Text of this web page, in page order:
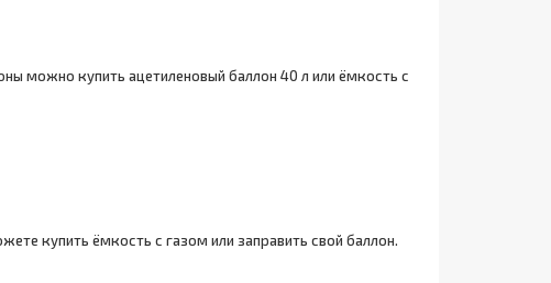
можно купить ацетиленовый баллон 40 л или ёмкость с
купить ёмкость с газом или заправить свой баллон.